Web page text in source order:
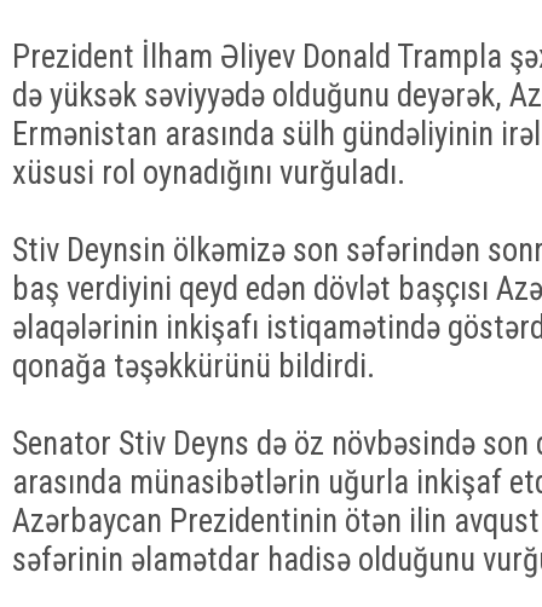
Prezident İlham Əliyev Donald Trampla
də yüksək səviyyədə olduğunu deyərək,
Ermənistan arasında sülh gündəliyinin
xüsusi rol oynadığını vurğuladı.
Stiv Deynsin ölkəmizə son səfərindən
baş verdiyini qeyd edən dövlət başçısı
əlaqələrinin inkişafı istiqamətində
qonağa təşəkkürünü bildirdi.
Senator Stiv Deyns də öz növbəsində
arasında münasibətlərin uğurla inkişaf
Azərbaycan Prezidentinin ötən ilin
səfərinin əlamətdar hadisə olduğunu